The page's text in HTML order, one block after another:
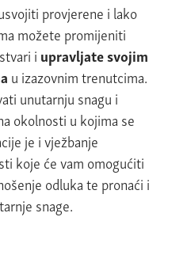
provjerene i lako
možete promijeniti
i upravljate svojim
u izazovnim trenutcima.
unutarnju snagu i
okolnosti u kojima se
je i vježbanje
koje će vam omogućiti
odluka te pronaći i
snage.